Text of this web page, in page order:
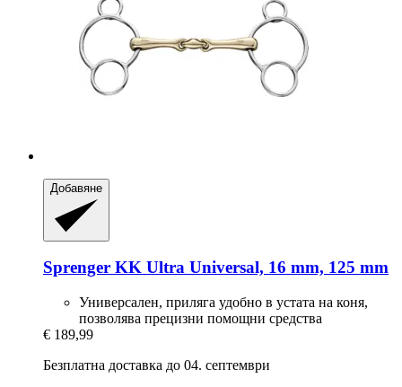
Добавяне
Sprenger KK Ultra Universal, 16 mm, 125 mm
Универсален, приляга удобно в устата на коня,
позволява прецизни помощни средства
€ 189,99
Безплатна доставка до 04. септември